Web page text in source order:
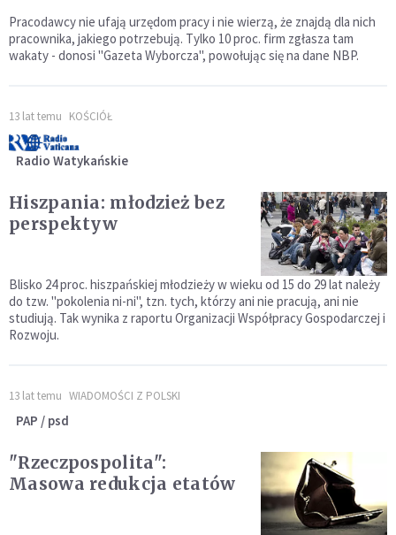
Pracodawcy nie ufają urzędom pracy i nie wierzą, że znajdą dla nich
pracownika, jakiego potrzebują. Tylko 10 proc. firm zgłasza tam
wakaty - donosi "Gazeta Wyborcza", powołując się na dane NBP.
13 lat temu KOŚCIÓŁ
Radio Watykańskie
Hiszpania: młodzież bez
perspektyw
Blisko 24 proc. hiszpańskiej młodzieży w wieku od 15 do 29 lat należy
do tzw. "pokolenia ni-ni", tzn. tych, którzy ani nie pracują, ani nie
studiują. Tak wynika z raportu Organizacji Współpracy Gospodarczej i
Rozwoju.
13 lat temu WIADOMOŚCI Z POLSKI
PAP / psd
"Rzeczpospolita":
Masowa redukcja etatów